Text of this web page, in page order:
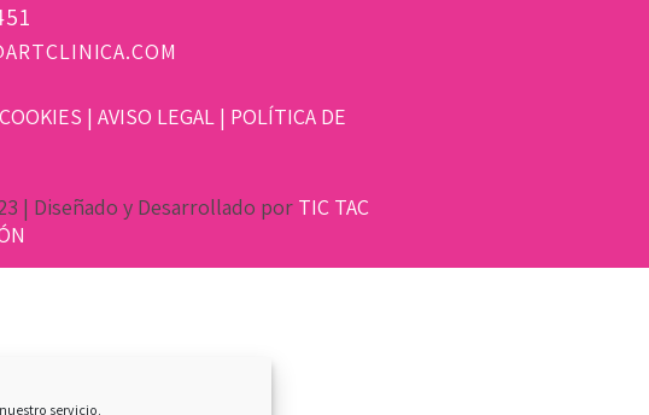
servicio.
| AVISO LEGAL | POLÍTICA DE
| Diseñado y Desarrollado por TIC TAC